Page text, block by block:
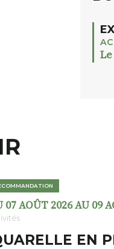
Le
07 AOÛT 2026 AU 09
EN